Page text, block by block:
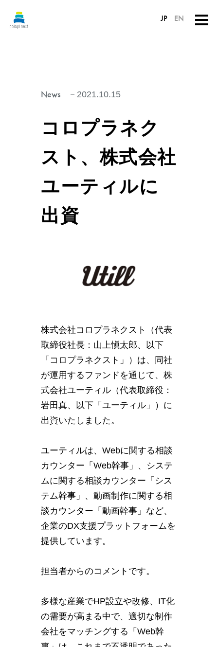
JP EN
News 2021.10.15
コロプラネク
スト、株式会社
ユーティルに
出資
株式会社コロプラネクスト（代表
取締役社長：山上愼太郎、以下
「コロプラネクスト」）は、同社
が運用するファンドを通じて、株
式会社ユーティル（代表取締役：
岩田真、以下「ユーティル」）に
出資いたしました。
ユーティルは、Webに関する相談
カウンター「Web幹事」、システ
ムに関する相談カウンター「シス
テム幹事」、動画制作に関する相
談カウンター「動画幹事」など、
企業のDX支援プラットフォームを
提供しています。
担当者からのコメントです。
多様な産業でHP設立や改修、IT化
の需要が高まる中で、適切な制作
会社をマッチングする「Web幹